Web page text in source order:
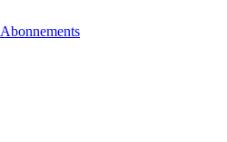
Abonnements